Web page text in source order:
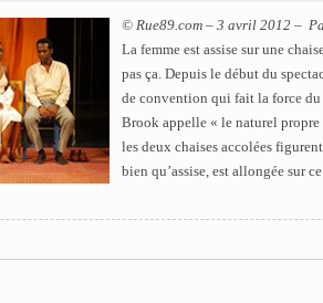
© Rue89.com – 3 avril 2012 –
La femme est assise sur une
pas ça. Depuis le début du
de convention qui fait la force du
Brook appelle « le naturel
les deux chaises accolées
bien qu’assise, est allongée sur